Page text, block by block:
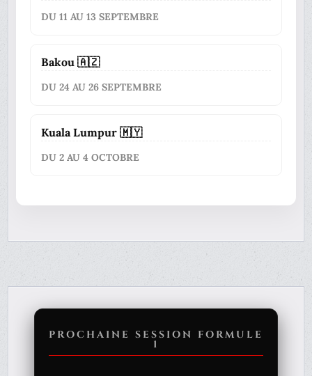
DU 11 AU 13 SEPTEMBRE
Bakou 🇦🇿
DU 24 AU 26 SEPTEMBRE
Kuala Lumpur 🇲🇾
DU 2 AU 4 OCTOBRE
PROCHAINE SESSION FORMULE
1